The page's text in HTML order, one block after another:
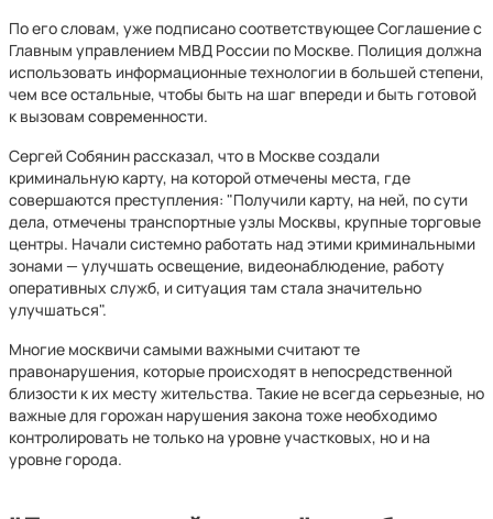
По его словам, уже подписано соответствующее Соглашение с
Главным управлением МВД России по Москве. Полиция должна
использовать информационные технологии в большей степени,
чем все остальные, чтобы быть на шаг впереди и быть готовой
к вызовам современности.
Сергей Собянин рассказал, что в Москве создали
криминальную карту, на которой отмечены места, где
совершаются преступления: "Получили карту, на ней, по сути
дела, отмечены транспортные узлы Москвы, крупные торговые
центры. Начали системно работать над этими криминальными
зонами — улучшать освещение, видеонаблюдение, работу
оперативных служб, и ситуация там стала значительно
улучшаться".
Многие москвичи самыми важными считают те
правонарушения, которые происходят в непосредственной
близости к их месту жительства. Такие не всегда серьезные, но
важные для горожан нарушения закона тоже необходимо
контролировать не только на уровне участковых, но и на
уровне города.